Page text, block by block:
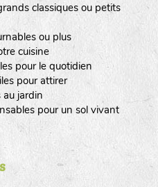
classiques ou petits
ou plus
cuisine
pour le quotidien
pour attirer
au jardin
pour un sol vivant